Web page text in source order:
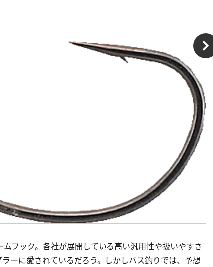
フック。各社が展開している高い汎用性や扱いやすさ
ーに愛されているだろう。しかしバス釣りでは、予想